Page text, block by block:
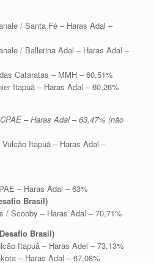
/ Santa Fé – Haras Adal –
/ Ballerina Adal – Haras Adal –
Cataratas – MMH – 60,51%
Itapuã – Haras Adal – 60,26%
– Haras Adal – 63,47% (não
Itapuã – Haras Adal –
– Haras Adal – 63%
Brasil)
/ Scooby – Haras Adal – 70,71%
Brasil)
Itapuã – Haras Adel – 73,13%
– Haras Adal – 67,08%